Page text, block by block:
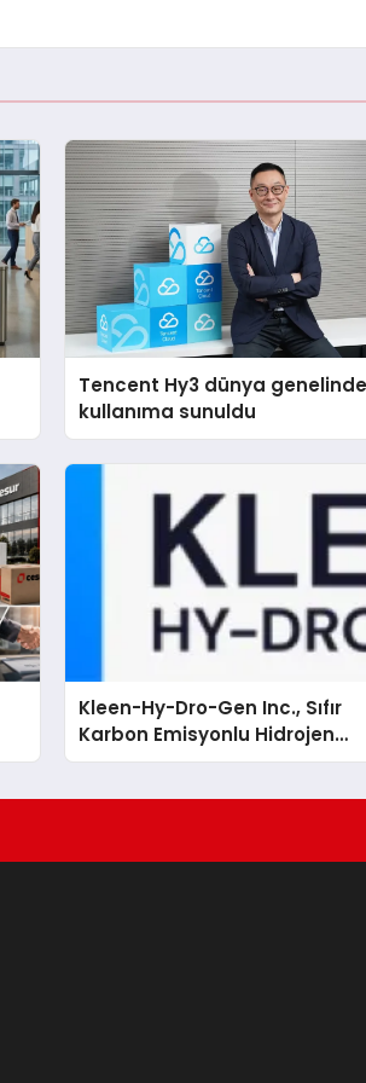
Tencent Hy3 dünya
kullanıma sunuldu
Kleen-Hy-Dro-Gen Inc., Sıfır
Karbon Emisyonlu Hidrojen
Isıtma Teknolojisinde ISO ve